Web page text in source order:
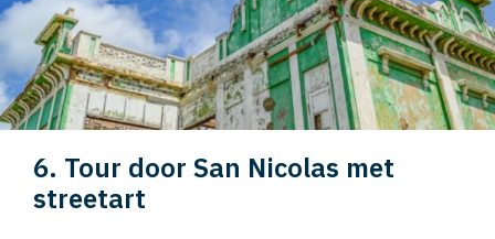
6. Tour door San Nicolas met
streetart